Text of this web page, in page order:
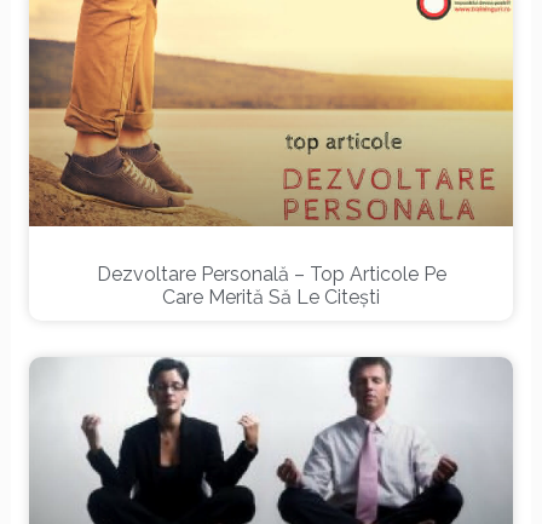
Dezvoltare Personală – Top Articole Pe
Care Merită Să Le Citești